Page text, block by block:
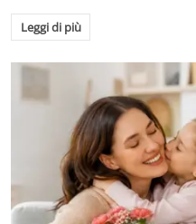
Leggi di più